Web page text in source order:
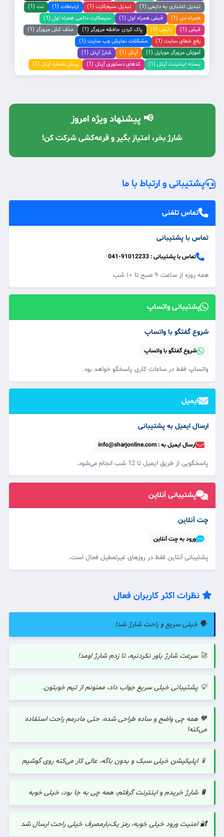
تبدیل اعتباری به دایمی (1) تبدیل سیم‌کارت (1) ارتباطات (1)
نت (1)
همراه من (1)
قبض همراه اول (1)
سیمکارت دائمی همراه اول (1)
قبض (1)
دایمی (1) پاک کردن حافظه مرورگر (1)
حذف کش مرورگر (1)
رفع خطای سایت (1)
مشکلات نمایش وب سایت (1)
آموزش مرورگر موبایل (1)
آپتل (1)
شارژ آپتل (1)
بسته اینترنت آپتل (1)
کدهای دستوری آپتل (1) پیش شماره آپتل (1)
📢 پیشنهاد ویژه امروز
شارژ بخر، امتیاز بگیر و قرعه‌کشی شرکت کن!
پشتیبانی و ارتباط با ما
تماس تلفنی
تماس با پشتیبانی
تماس با پشتیبانی :041-91012233
همه‌ روزه از ساعت ۹ صبح تا ۱۰ شب
پشتیبانی واتساپ
شروع گفتگو با واتساپ
شروع گفتگو با واتساپ
واتساپ فقط در ساعات کاری پاسخگو خواهد بود.
ایمیل
ارسال ایمیل به پشتیبانی
ارسال ایمیل به : info@sharjonline.com
پاسخگویی از طریق ایمیل تا 12 شب انجام می‌شود.
پشتیبانی آنلاین
چت آنلاین
ورود به چت آنلاین
پشتیبانی آنلاین فقط در روزهای غیرتعطیل فعال است.
نظرات اکثر کاربران فعال
🗣️ خیلی سریع و راحت شارژ شد!
🚀 سرعت شارژ باور نکردنیه، تا زدم شارژ اومد!
💡 پشتیبانی خیلی سریع جواب داد، ممنونم از تیم خوبتون.
🧡 همه چی واضح و ساده طراحی شده، حتی مادرمم راحت استفاده
می‌کنه!
📱 اپلیکیشن خیلی سبک و بدون باگه، عالی کار می‌کنه روی گوشیم
🔋 شارژ خریدم و اینترنت گرفتم، همه چی به جا بود، خیلی خوبه
🔐 امنیت ورود خیلی خوبه، رمز یک‌بارمصرف خیلی راحت ارسال شد